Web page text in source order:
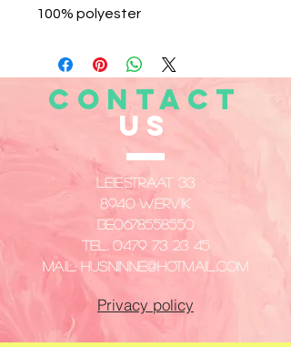
100% polyester
CONTACT
US
Leiestraat 33
8940 Wervik
​BE0678558550
Tel.0479 73 23 45
Mail: husninne@hotmail.com
Privacy policy